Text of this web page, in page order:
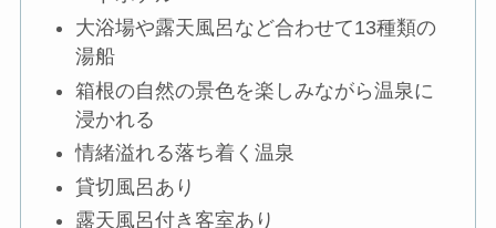
大浴場や露天風呂など合わせて13種類の
湯船
箱根の自然の景色を楽しみながら温泉に
浸かれる
情緒溢れる落ち着く温泉
貸切風呂あり
露天風呂付き客室あり